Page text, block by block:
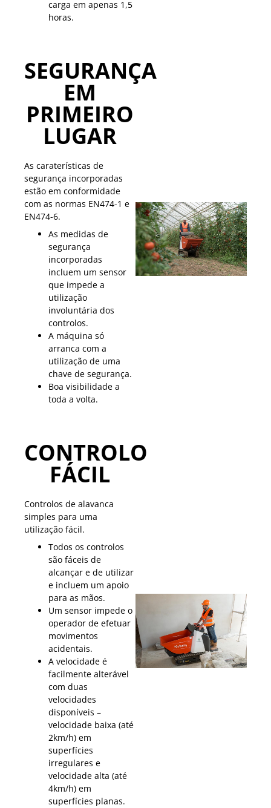
carga em apenas 1,5
horas.
SEGURANÇA
EM
PRIMEIRO
LUGAR
As caraterísticas de
segurança incorporadas
estão em conformidade
com as normas EN474-1 e
EN474-6.
As medidas de
segurança
incorporadas
incluem um sensor
que impede a
utilização
involuntária dos
controlos.
A máquina só
arranca com a
utilização de uma
chave de segurança.
Boa visibilidade a
toda a volta.
CONTROLO
FÁCIL
Controlos de alavanca
simples para uma
utilização fácil.
Todos os controlos
são fáceis de
alcançar e de utilizar
e incluem um apoio
para as mãos.
Um sensor impede o
operador de efetuar
movimentos
acidentais.
A velocidade é
facilmente alterável
com duas
velocidades
disponíveis –
velocidade baixa (até
2km/h) em
superfícies
irregulares e
velocidade alta (até
4km/h) em
superfícies planas.